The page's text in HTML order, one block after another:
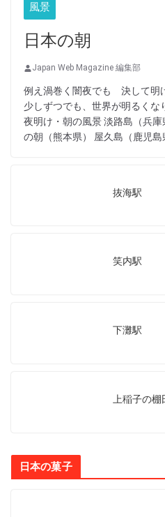
風景
日本の朝
Japan Web Magazine 編集部
例え渦巻く闇夜でも 決して明
少しずつでも、世界が明るくな
夜明け・朝の風景 淡路島（兵
の朝（熊本県） 屋久島（鹿児島
抜海駅
笑内駅
下灘駅
上稲子の棚
日本の菓子